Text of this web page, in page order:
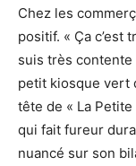
Chez les
positif. « Ça c’est
suis très contente
petit kiosque vert
tête de « La
qui fait fureur
nuancé sur son